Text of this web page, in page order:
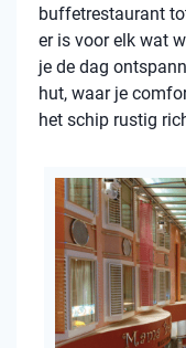
buffetrestaurant
er is voor elk wat
je de dag
hut, waar je
het schip rustig